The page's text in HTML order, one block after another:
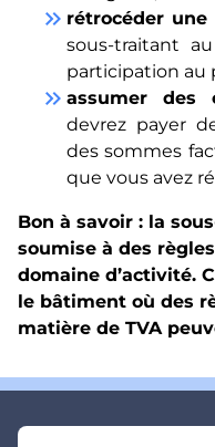
keyboard_double_arrow_right rétrocéder
sous-traitant
participation au
keyboard_double_arrow_right assumer des
devrez payer
des sommes
que vous avez
Bon à savoir : la
soumise à des
domaine d’activité.
le bâtiment où des
matière de TVA